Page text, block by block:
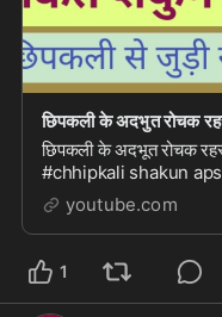
छिपकली के अदभूत रोचक
#chhipkali shakun
अदभूत रोचक रहस्यमयी
youtube.com
1